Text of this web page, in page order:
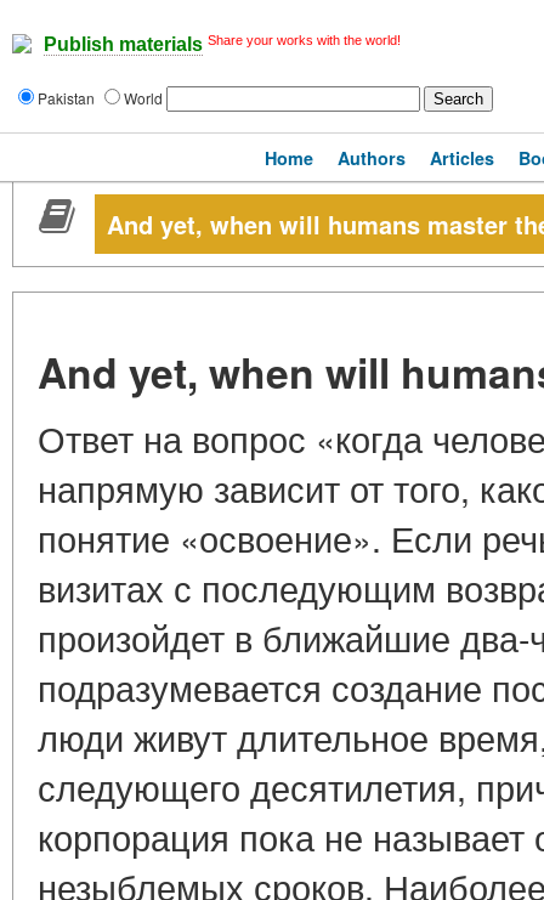
Publish materials Share your works with the world!
Pakistan World
Home Authors Articles
And yet, when will humans master
And yet, when will
Ответ на вопрос «когда
напрямую зависит от того,
понятие «освоение». Если
визитах с последующим
произойдет в ближайшие
подразумевается создание
люди живут длительное
следующего десятилетия,
корпорация пока не называет
незыблемых сроков.